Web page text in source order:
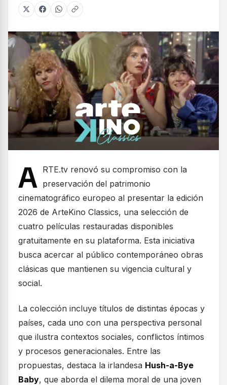
A RTE.tv renovó su compromiso con la
preservación del patrimonio
cinematográfico europeo al presentar la edición
2026 de ArteKino Classics, una selección de
cuatro películas restauradas disponibles
gratuitamente en su plataforma. Esta iniciativa
busca acercar al público contemporáneo obras
clásicas que mantienen su vigencia cultural y
social.
La colección incluye títulos de distintas épocas y
países, cada uno con una perspectiva personal
que ilustra contextos sociales, conflictos íntimos
y procesos generacionales. Entre las
propuestas, destaca la irlandesa Hush-a-Bye
Baby, que aborda el dilema moral de una joven